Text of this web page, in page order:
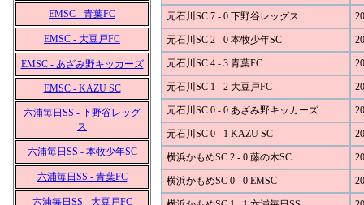
EMSC - 青葉FC
EMSC - 大豆戸FC
EMSC - あざみ野キッカーズ
EMSC - KAZU SC
六浦毎日SS - 下野谷レッグ
ス
六浦毎日SS - 本牧少年SC
六浦毎日SS - 青葉FC
六浦毎日SS - 大豆戸FC
元石川SC 7 - 0 下野谷レッグス
元石川SC 2 - 0 本牧少年SC
元石川SC 4 - 3 青葉FC
元石川SC 1 - 2 大豆戸FC
元石川SC 0 - 0 あざみ野キッカーズ
元石川SC 0 - 1 KAZU SC
横浜かもめSC 2 - 0 藤の木SC
横浜かもめSC 0 - 0 EMSC